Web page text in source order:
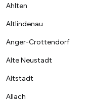
Ahlten
Altlindenau
Anger-Crottendorf
Alte Neustadt
Altstadt
Allach